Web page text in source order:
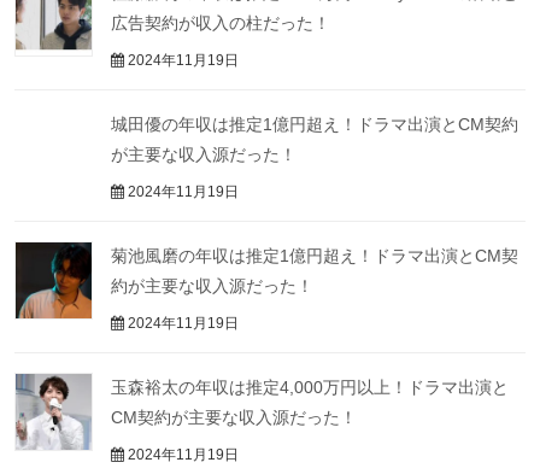
広告契約が収入の柱だった！
2024年11月19日
城田優の年収は推定1億円超え！ドラマ出演とCM契約
が主要な収入源だった！
2024年11月19日
菊池風磨の年収は推定1億円超え！ドラマ出演とCM契
約が主要な収入源だった！
2024年11月19日
玉森裕太の年収は推定4,000万円以上！ドラマ出演と
CM契約が主要な収入源だった！
2024年11月19日